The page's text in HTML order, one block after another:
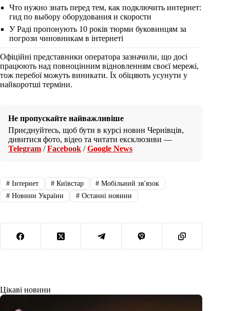
Что нужно знать перед тем, как подключить интернет:
гид по выбору оборудования и скорости
У Раді пропонують 10 років тюрми буковинцям за
погрози чиновникам в інтернеті
Офіційні представники оператора зазначили, що досі
працюють над повноцінним відновленням своєї мережі,
тож перебої можуть виникати. Їх обіцяють усунути у
найкоротші терміни.
Не пропускайте найважливіше
Приєднуйтесь, щоб бути в курсі новин Чернівців,
дивитися фото, відео та читати ексклюзиви —
Telegram /Facebook /Google News
#Інтернет #Київстар # Мобільний зв'язок
#Новини України #Останні новини
Цікаві новини